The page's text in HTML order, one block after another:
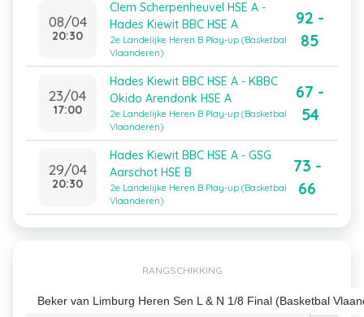
08/04
20:30
Clem Scherpenheuvel HSE A -
Hades Kiewit BBC HSE A
2e Landelijke Heren B Play-up (Basketbal
Vlaanderen)
92 -
85
23/04
17:00
Hades Kiewit BBC HSE A - KBBC
Okido Arendonk HSE A
2e Landelijke Heren B Play-up (Basketbal
Vlaanderen)
67 -
54
29/04
20:30
Hades Kiewit BBC HSE A - GSG
Aarschot HSE B
2e Landelijke Heren B Play-up (Basketbal
Vlaanderen)
73 -
66
RANGSCHIKKING
Beker van Limburg Heren Sen L & N 1/8 Final (Basketbal